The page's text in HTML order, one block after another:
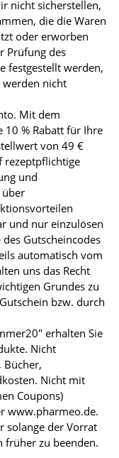
nicht sicherstellen,
die die Waren
oder erworben
Prüfung des
festgestellt werden,
werden nicht
Mit dem
10 % Rabatt für Ihre
von 49 €
rezeptpflichtige
und
über
und nur einzulösen
Gutscheincodes
automatisch vom
uns das Recht
Grundes zu
bzw. durch
erhalten Sie
Nicht
Nicht mit
Coupons)
www.pharmeo.de.
solange der Vorrat
früher zu beenden.